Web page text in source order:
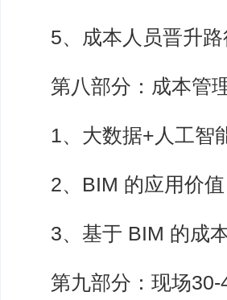
5、成本人员晋升路
第八部分：成本管
1、大数据+人工智
2、BIM 的应用价值
3、基于 BIM 的成本
第九部分：现场30-